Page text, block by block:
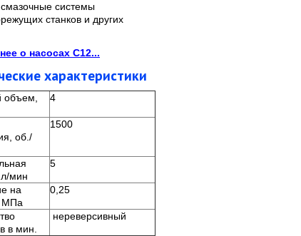
системы
станков и других
о насосах С12...
характеристики
объем,
4
об./
1500
мин
5
на
МПа
0,25
в мин.
нереверсивный